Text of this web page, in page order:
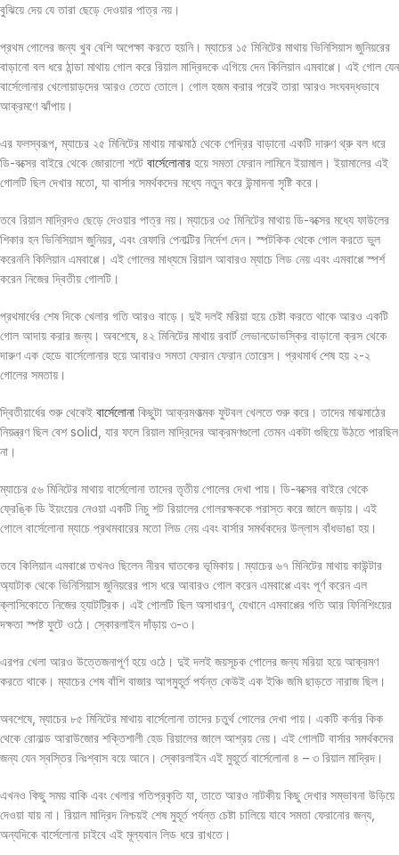
বুঝিয়ে দেয় যে তারা ছেড়ে দেওয়ার পাত্র নয়।
প্রথম গোলের জন্য খুব বেশি অপেক্ষা করতে হয়নি। ম্যাচের ১৫ মিনিটের মাথায় ভিনিসিয়াস জুনিয়রের
বাড়ানো বল ধরে ঠান্ডা মাথায় গোল করে রিয়াল মাদ্রিদকে এগিয়ে দেন কিলিয়ান এমবাপ্পে। এই গোল যেন
বার্সেলোনার খেলোয়াড়দের আরও তেতে তোলে। গোল হজম করার পরেই তারা আরও সংঘবদ্ধভাবে
আক্রমণে ঝাঁপায়।
এর ফলস্বরূপ, ম্যাচের ২৫ মিনিটের মাথায় মাঝমাঠ থেকে পেদ্রির বাড়ানো একটি দারুণ থ্রু বল ধরে
ডি-বক্সের বাইরে থেকে জোরালো শটে বার্সেলোনার হয়ে সমতা ফেরান লামিনে ইয়ামাল। ইয়ামালের এই
গোলটি ছিল দেখার মতো, যা বার্সার সমর্থকদের মধ্যে নতুন করে উন্মাদনা সৃষ্টি করে।
তবে রিয়াল মাদ্রিদও ছেড়ে দেওয়ার পাত্র নয়। ম্যাচের ৩৫ মিনিটের মাথায় ডি-বক্সের মধ্যে ফাউলের
শিকার হন ভিনিসিয়াস জুনিয়র, এবং রেফারি পেনাল্টির নির্দেশ দেন। স্পটকিক থেকে গোল করতে ভুল
করেননি কিলিয়ান এমবাপ্পে। এই গোলের মাধ্যমে রিয়াল আবারও ম্যাচে লিড নেয় এবং এমবাপ্পে স্পর্শ
করেন নিজের দ্বিতীয় গোলটি।
প্রথমার্ধের শেষ দিকে খেলার গতি আরও বাড়ে। দুই দলই মরিয়া হয়ে চেষ্টা করতে থাকে আরও একটি
গোল আদায় করার জন্য। অবশেষে, ৪২ মিনিটের মাথায় রবার্ট লেভানডোভস্কির বাড়ানো ক্রস থেকে
দারুণ এক হেডে বার্সেলোনার হয়ে আবারও সমতা ফেরান ফেরান তোরেস। প্রথমার্ধ শেষ হয় ২-২
গোলের সমতায়।
দ্বিতীয়ার্ধের শুরু থেকেই বার্সেলোনা কিছুটা আক্রমণাত্মক ফুটবল খেলতে শুরু করে। তাদের মাঝমাঠের
নিয়ন্ত্রণ ছিল বেশ solid, যার ফলে রিয়াল মাদ্রিদের আক্রমণগুলো তেমন একটা গুছিয়ে উঠতে পারছিল
না।
ম্যাচের ৫৬ মিনিটের মাথায় বার্সেলোনা তাদের তৃতীয় গোলের দেখা পায়। ডি-বক্সের বাইরে থেকে
ফ্রেঙ্কি ডি ইয়ংয়ের নেওয়া একটি নিচু শট রিয়ালের গোলরক্ষককে পরাস্ত করে জালে জড়ায়। এই
গোলে বার্সেলোনা ম্যাচে প্রথমবারের মতো লিড নেয় এবং বার্সার সমর্থকদের উল্লাস বাঁধভাঙা হয়।
তবে কিলিয়ান এমবাপ্পে তখনও ছিলেন নীরব ঘাতকের ভূমিকায়। ম্যাচের ৬৭ মিনিটের মাথায় কাউন্টার
অ্যাটাক থেকে ভিনিসিয়াস জুনিয়রের পাস ধরে আবারও গোল করেন এমবাপ্পে এবং পূর্ণ করেন এল
ক্লাসিকোতে নিজের হ্যাটট্রিক। এই গোলটি ছিল অসাধারণ, যেখানে এমবাপ্পের গতি আর ফিনিশিংয়ের
দক্ষতা স্পষ্ট ফুটে ওঠে। স্কোরলাইন দাঁড়ায় ৩-৩।
এরপর খেলা আরও উত্তেজনাপূর্ণ হয়ে ওঠে। দুই দলই জয়সূচক গোলের জন্য মরিয়া হয়ে আক্রমণ
করতে থাকে। ম্যাচের শেষ বাঁশি বাজার আগমুহূর্ত পর্যন্ত কেউই এক ইঞ্চি জমি ছাড়তে নারাজ ছিল।
অবশেষে, ম্যাচের ৮৫ মিনিটের মাথায় বার্সেলোনা তাদের চতুর্থ গোলের দেখা পায়। একটি কর্নার কিক
থেকে রোনাল্ড আরাউজোর শক্তিশালী হেড রিয়ালের জালে আশ্রয় নেয়। এই গোলটি বার্সার সমর্থকদের
জন্য যেন স্বস্তির নিঃশ্বাস বয়ে আনে। স্কোরলাইন এই মুহূর্তে বার্সেলোনা ৪ – ৩ রিয়াল মাদ্রিদ।
এখনও কিছু সময় বাকি এবং খেলার গতিপ্রকৃতি যা, তাতে আরও নাটকীয় কিছু দেখার সম্ভাবনা উড়িয়ে
দেওয়া যায় না। রিয়াল মাদ্রিদ নিশ্চয়ই শেষ মুহূর্ত পর্যন্ত চেষ্টা চালিয়ে যাবে সমতা ফেরানোর জন্য,
অন্যদিকে বার্সেলোনা চাইবে এই মূল্যবান লিড ধরে রাখতে।